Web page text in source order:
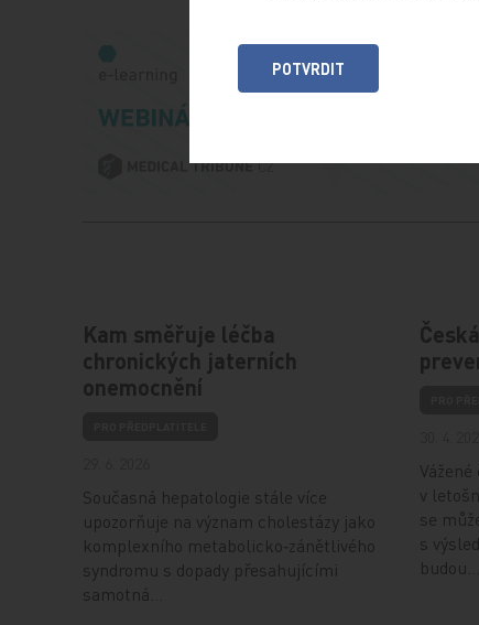
Kam směřuje léčba
chronických jaterních
onemocnění
Současná hepatologie stále více
upozorňuje na význam cholestázy jako
komplexního metabolicko‑zánětlivého
syndromu s dopady přesahujícími
samotná…
v
se
s
budou…
POTVRDIT